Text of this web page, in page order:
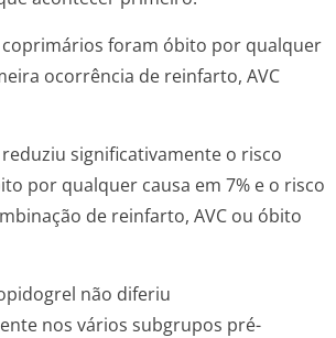
coprimários foram óbito por qualquer
ocorrência de reinfarto, AVC
significativamente o risco
por qualquer causa em 7% e o risco
de reinfarto, AVC ou óbito
não diferiu
nos vários subgrupos pré-